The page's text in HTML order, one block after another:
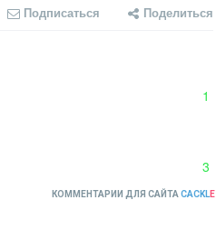
Подписаться Поделиться
1
3
КОММЕНТАРИИ ДЛЯ САЙТА CACKLE